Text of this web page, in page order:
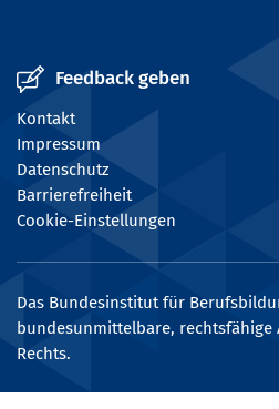
Feedback geben
Kontakt
Impressum
Datenschutz
Barrierefreiheit
Cookie-Einstellungen
Das Bundesinstitut für
bundesunmittelbare,
Rechts.